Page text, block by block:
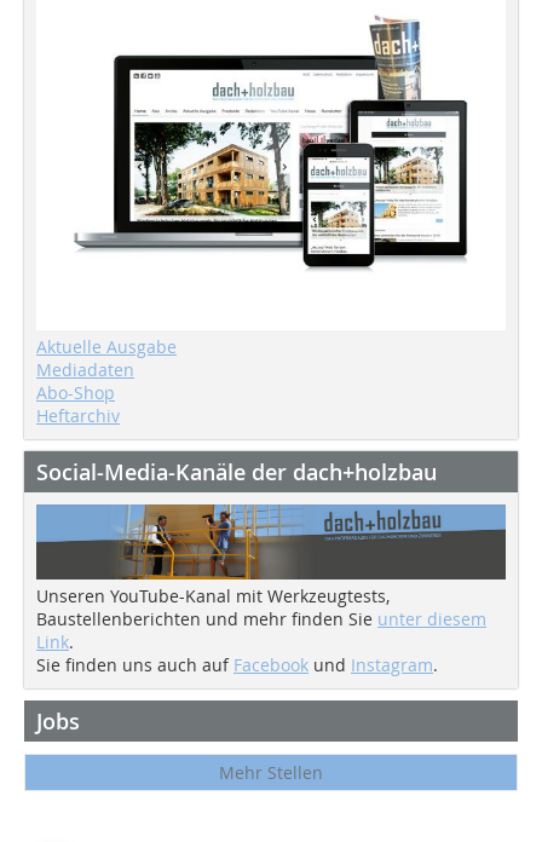
Aktuelle Ausgabe
Mediadaten
Abo-Shop
Heftarchiv
Social-Media-Kanäle der dach+holzbau
Unseren YouTube-Kanal mit Werkzeugtests,
Baustellenberichten und mehr finden Sie unter diesem
Link.
Sie finden uns auch auf Facebook und Instagram.
Jobs
Mehr Stellen